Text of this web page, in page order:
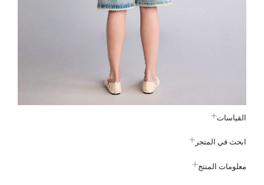
القياسات
ابحث في المتجر
معلومات المنتج